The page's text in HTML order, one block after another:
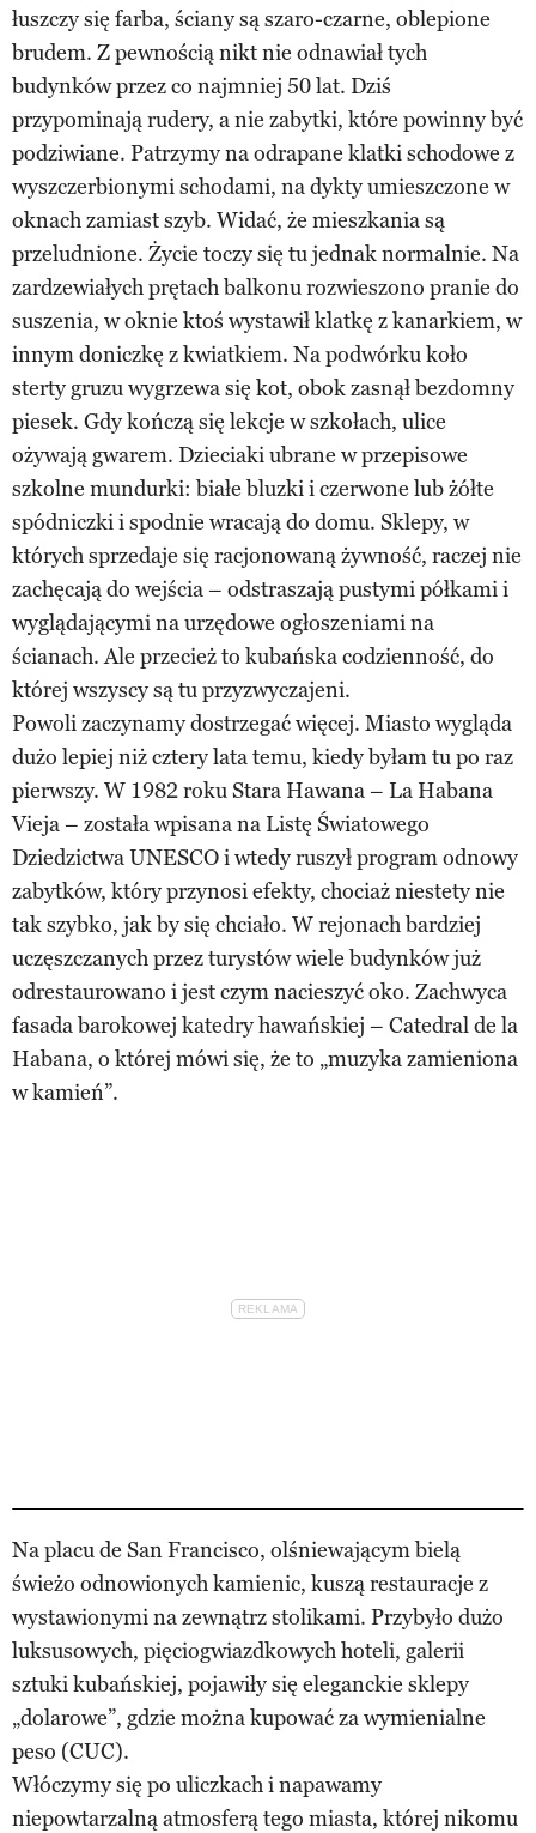
łuszczy się farba, ściany są szaro-czarne, oblepione
brudem. Z pewnością nikt nie odnawiał tych
budynków przez co najmniej 50 lat. Dziś
przypominają rudery, a nie zabytki, które powinny być
podziwiane. Patrzymy na odrapane klatki schodowe z
wyszczerbionymi schodami, na dykty umieszczone w
oknach zamiast szyb. Widać, że mieszkania są
przeludnione. Życie toczy się tu jednak normalnie. Na
zardzewiałych prętach balkonu rozwieszono pranie do
suszenia, w oknie ktoś wystawił klatkę z kanarkiem, w
innym doniczkę z kwiatkiem. Na podwórku koło
sterty gruzu wygrzewa się kot, obok zasnął bezdomny
piesek. Gdy kończą się lekcje w szkołach, ulice
ożywają gwarem. Dzieciaki ubrane w przepisowe
szkolne mundurki: białe bluzki i czerwone lub żółte
spódniczki i spodnie wracają do domu. Sklepy, w
których sprzedaje się racjonowaną żywność, raczej nie
zachęcają do wejścia – odstraszają pustymi półkami i
wyglądającymi na urzędowe ogłoszeniami na
ścianach. Ale przecież to kubańska codzienność, do
której wszyscy są tu przyzwyczajeni.
Powoli zaczynamy dostrzegać więcej. Miasto wygląda
dużo lepiej niż cztery lata temu, kiedy byłam tu po raz
pierwszy. W 1982 roku Stara Hawana – La Habana
Vieja – została wpisana na Listę Światowego
Dziedzictwa UNESCO i wtedy ruszył program odnowy
zabytków, który przynosi efekty, chociaż niestety nie
tak szybko, jak by się chciało. W rejonach bardziej
uczęszczanych przez turystów wiele budynków już
odrestaurowano i jest czym nacieszyć oko. Zachwyca
fasada barokowej katedry hawańskiej – Catedral de la
Habana, o której mówi się, że to „muzyka zamieniona
w kamień”.
Na placu de San Francisco, olśniewającym bielą
świeżo odnowionych kamienic, kuszą restauracje z
wystawionymi na zewnątrz stolikami. Przybyło dużo
luksusowych, pięciogwiazdkowych hoteli, galerii
sztuki kubańskiej, pojawiły się eleganckie sklepy
„dolarowe”, gdzie można kupować za wymienialne
peso (CUC).
Włóczymy się po uliczkach i napawamy
niepowtarzalną atmosferą tego miasta, której nikomu